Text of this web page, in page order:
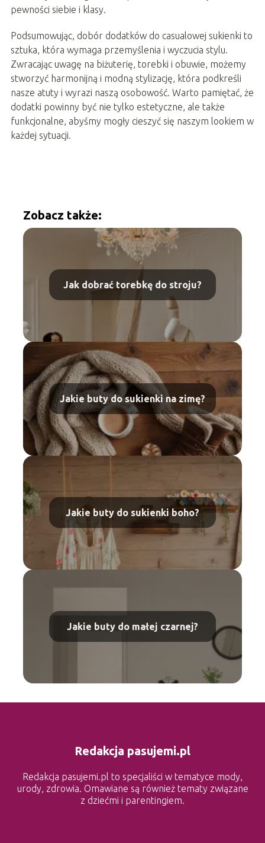
pewności siebie i klasy.
Podsumowując, dobór dodatków do casualowej sukienki to
sztuka, która wymaga przemyślenia i wyczucia stylu.
Zwracając uwagę na biżuterię, torebki i obuwie, możemy
stworzyć harmonijną i modną stylizację, która podkreśli
nasze atuty i wyrazi naszą osobowość. Warto pamiętać, że
dodatki powinny być nie tylko estetyczne, ale także
funkcjonalne, abyśmy mogły cieszyć się naszym lookiem w
każdej sytuacji.
Zobacz także:
Jak dobrać torebkę do stroju?
Jakie buty do sukienki na zimę?
Jakie buty do sukienki boho?
Jakie buty do małej czarnej?
Redakcja pasujemi.pl
Redakcja pasujemi.pl to specjaliści w tematyce mody,
urody, zdrowia. Omawiane są również tematy związane
z dziećmi i parentingiem.